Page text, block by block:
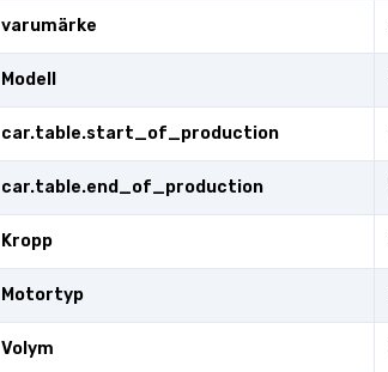
varumärke
Modell
car.table.start_of_production
car.table.end_of_production
Kropp
Motortyp
Volym